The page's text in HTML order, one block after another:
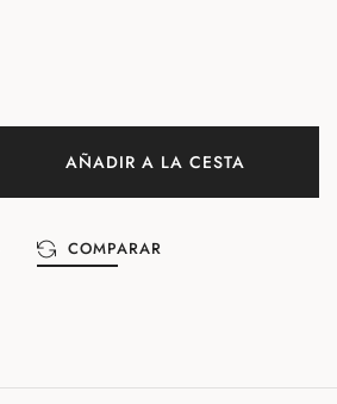
AÑADIR A LA CESTA
COMPARAR